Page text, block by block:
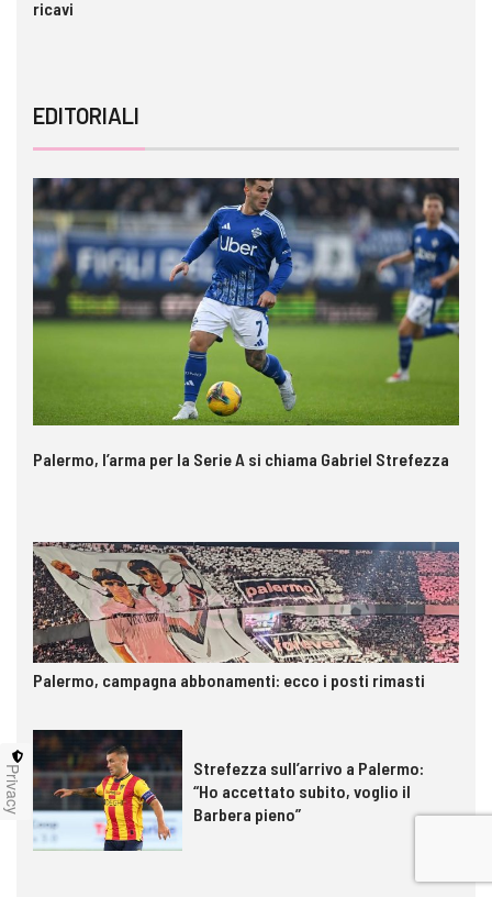
ricavi
EDITORIALI
Palermo, l’arma per la Serie A si chiama Gabriel Strefezza
Palermo, campagna abbonamenti: ecco i posti rimasti
Strefezza sull’arrivo a Palermo:
“Ho accettato subito, voglio il
Barbera pieno”
Privacy